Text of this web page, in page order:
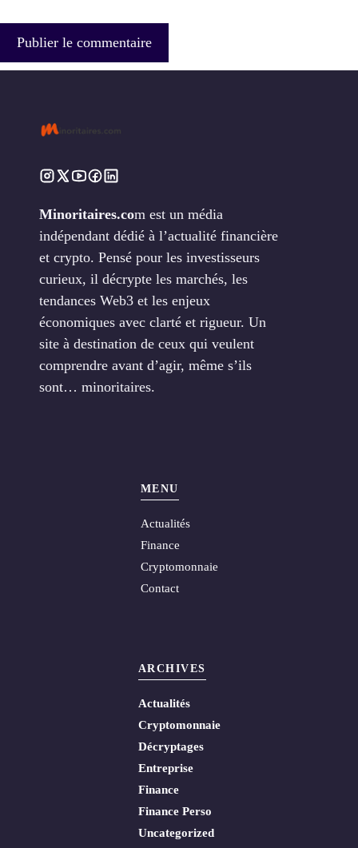
Minoritaires.com est un média
indépendant dédié à l’actualité financière
et crypto. Pensé pour les investisseurs
curieux, il décrypte les marchés, les
tendances Web3 et les enjeux
économiques avec clarté et rigueur. Un
site à destination de ceux qui veulent
comprendre avant d’agir, même s’ils
sont… minoritaires.
MENU
Actualités
Finance
Cryptomonnaie
Contact
ARCHIVES
Actualités
Cryptomonnaie
Décryptages
Entreprise
Finance
Finance Perso
Uncategorized